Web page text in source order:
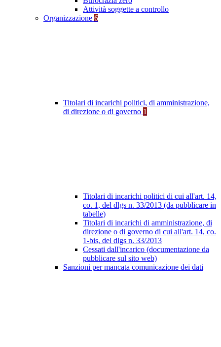
Attività soggette a controllo
Organizzazione 6
Titolari di incarichi politici, di amministrazione,
di direzione o di governo 1
Titolari di incarichi politici di cui all'art. 14,
co. 1, del dlgs n. 33/2013 (da pubblicare in
tabelle)
Titolari di incarichi di amministrazione, di
direzione o di governo di cui all'art. 14, co.
1-bis, del dlgs n. 33/2013
Cessati dall'incarico (documentazione da
pubblicare sul sito web)
Sanzioni per mancata comunicazione dei dati